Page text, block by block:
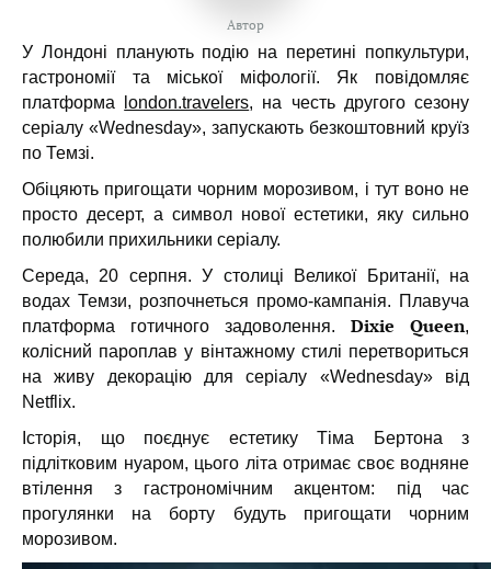
Автор
У Лондоні планують подію на перетині попкультури,
гастрономії та міської міфології. Як повідомляє
платформа
london.travelers, на честь другого сезону
серіалу «Wednesday», запускають безкоштовний круїз
по Темзі.
Обіцяють пригощати чорним морозивом, і тут воно не
просто десерт, а символ нової естетики, яку сильно
полюбили прихильники серіалу.
Середа, 20 серпня. У столиці Великої Британії, на
водах Темзи, розпочнеться промо-кампанія. Плавуча
платформа готичного задоволення. Dixie Queen,
колісний пароплав у вінтажному стилі перетвориться
на живу декорацію для серіалу «Wednesday» від
Netflix.
Історія, що поєднує естетику Тіма Бертона з
підлітковим нуаром, цього літа отримає своє водняне
втілення з гастрономічним акцентом: під час
прогулянки на борту будуть пригощати чорним
морозивом.